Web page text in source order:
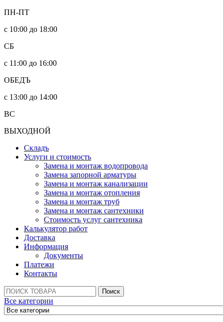
ПН-ПТ
с 10:00 до 18:00
СБ
с 11:00 до 16:00
ОБЕДЪ
с 13:00 до 14:00
ВС
ВЫХОДНОЙ
Складъ
Услуги и стоимость
Замена и монтаж водопровода
Замена запорной арматуры
Замена и монтаж канализации
Замена и монтаж отопления
Замена и монтаж труб
Замена и монтаж сантехники
Стоимость услуг сантехника
Калькулятор работ
Доставка
Информация
Документы
Платежи
Контакты
Поиск:
Поиск
Все категории